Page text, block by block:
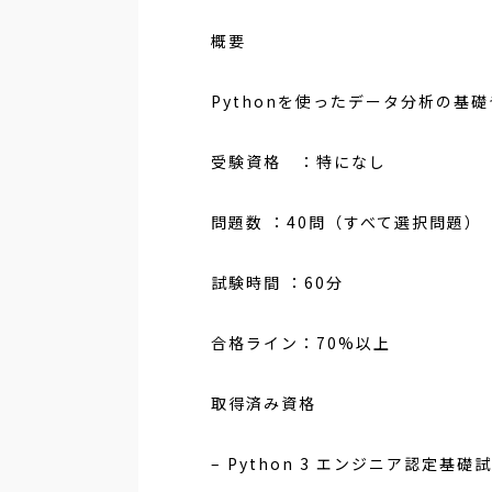
概要
Pythonを使ったデータ分析の基礎
受験資格 ：特になし
問題数 ：40問（すべて選択問題）
試験時間 ：60分
合格ライン：70%以上
取得済み資格
– Python 3 エンジニア認定基礎